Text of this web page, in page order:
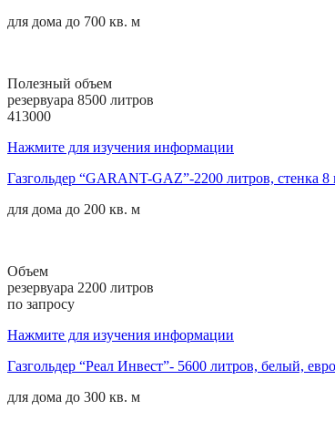
для дома до 700 кв. м
Полезный объем
резервуара 8500 литров
413000
Нажмите для изучения информации
Газгольдер “GARANT-GAZ”-2200 литров, стенка
для дома до 200 кв. м
Объем
резервуара 2200 литров
по запросу
Нажмите для изучения информации
Газгольдер “Реал Инвест”- 5600 литров, белый,
для дома до 300 кв. м